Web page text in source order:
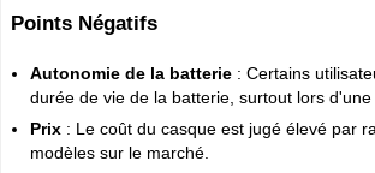
Points Négatifs
Autonomie de la batterie : Certains
durée de vie de la batterie, surtout lors d'une
Prix : Le coût du casque est jugé élevé par
modèles sur le marché.